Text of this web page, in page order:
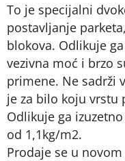
To je specijalni
postavljanje
blokova. Odlikuje
vezivna moć i brzo
primene. Ne sadrži
je za bilo koju vrstu
Odlikuje ga
od 1,1kg/m2.
Prodaje se u